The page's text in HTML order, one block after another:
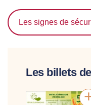
Les signes de
Les billets